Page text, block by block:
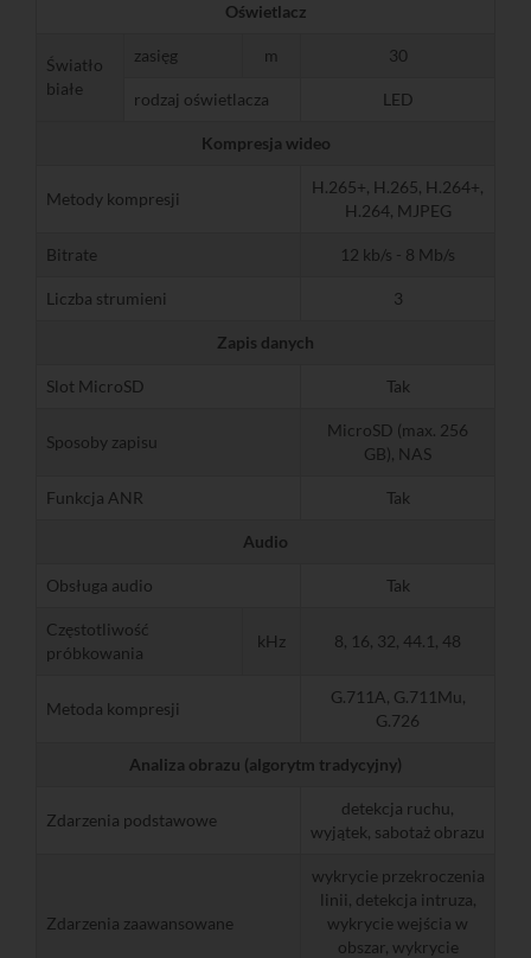
Oświetlacz
Światło
białe
zasięg m 30
rodzaj oświetlacza LED
Kompresja wideo
Metody kompresji
H.265+, H.265, H.264+,
H.264, MJPEG
Bitrate 12 kb/s - 8 Mb/s
Liczba strumieni 3
Zapis danych
Slot MicroSD Tak
Sposoby zapisu
MicroSD (max. 256
GB), NAS
Funkcja ANR Tak
Audio
Obsługa audio Tak
Częstotliwość
próbkowania
kHz 8, 16, 32, 44.1, 48
Metoda kompresji
G.711A, G.711Mu,
G.726
Analiza obrazu (algorytm tradycyjny)
Zdarzenia podstawowe
detekcja ruchu,
wyjątek, sabotaż obrazu
Zdarzenia zaawansowane
wykrycie przekroczenia
linii, detekcja intruza,
wykrycie wejścia w
obszar, wykrycie